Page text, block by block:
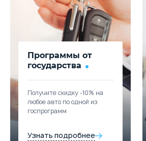
Программы от
государства
Получите скидку -10% на
любое авто по одной из
госпрограмм
Узнать подробнее